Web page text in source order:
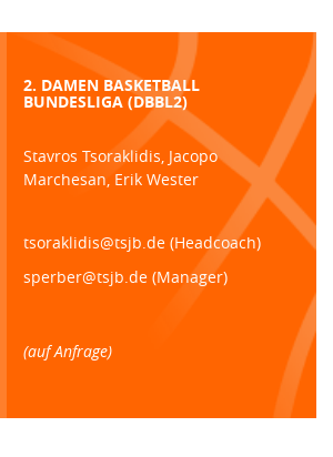
2. DAMEN BASKETBALL
BUNDESLIGA (DBBL2)
Stavros Tsoraklidis, Jacopo
Marchesan, Erik Wester
tsoraklidis@tsjb.de (Headcoach)
sperber@tsjb.de (Manager)
(auf Anfrage)